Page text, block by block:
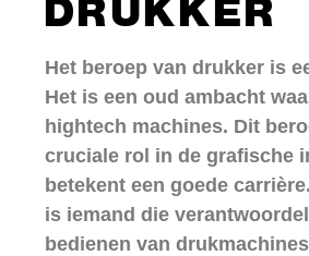
Het beroep van drukker is
Het is een oud ambacht
hightech machines. Dit
cruciale rol in de grafische
betekent een goede
is iemand die
bedienen van